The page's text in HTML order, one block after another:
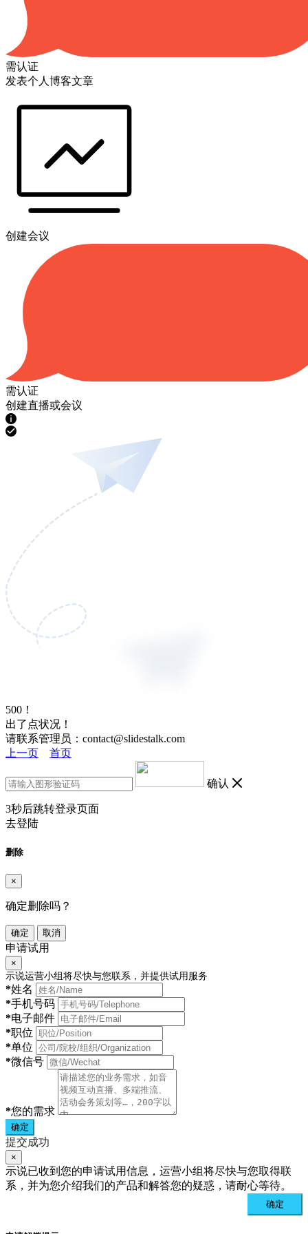
需认证
发表个人博客文章
创建会议
需认证
创建直播或会议
500！
出了点状况！
请联系管理员：contact@slidestalk.com
上一页
首页
确认
3秒后跳转登录页面
去登陆
删除
×
确定删除吗？
确定 取消
申请试用
×
示说运营小组将尽快与您联系，并提供试用服务
*姓名
*手机号码
*电子邮件
*职位
*单位
*微信号
*您的需求
确定
提交成功
×
示说已收到您的申请试用信息，运营小组将尽快与您取得联
系，并为您介绍我们的产品和解答您的疑惑，请耐心等待。
确定